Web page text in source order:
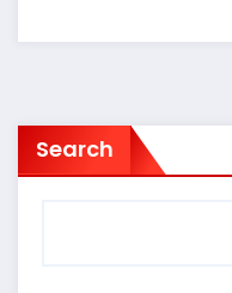
Search